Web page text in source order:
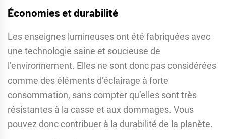
Économies et durabilité
Les enseignes lumineuses ont été fabriquées avec
une technologie saine et soucieuse de
l’environnement. Elles ne sont donc pas considérées
comme des éléments d’éclairage à forte
consommation, sans compter qu’elles sont très
résistantes à la casse et aux dommages. Vous
pouvez donc contribuer à la durabilité de la planète.